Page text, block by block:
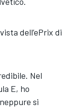
dell’ePrix di
Nel
E, ho
si